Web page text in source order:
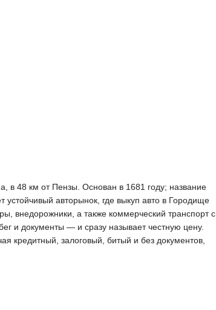
в 48 км от Пензы. Основан в 1681 году; название
устойчивый авторынок, где выкуп авто в Городище
внедорожники, а также коммерческий транспорт с
и документы — и сразу называет честную цену.
кредитный, залоговый, битый и без документов,